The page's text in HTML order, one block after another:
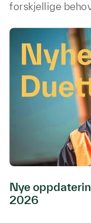
forskjellige
Nye
2026